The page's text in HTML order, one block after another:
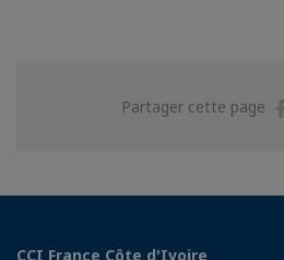
Partager cette page
CCI France Côte d'Ivoire